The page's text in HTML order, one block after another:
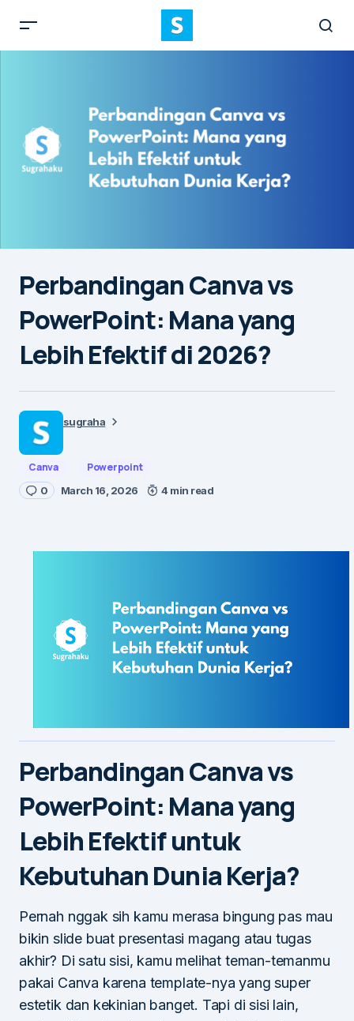
Perbandingan Canva vs
PowerPoint: Mana yang
Lebih Efektif di 2026?
sugraha
Canva Powerpoint
0 March 16, 2026 4 min read
Perbandingan Canva vs
PowerPoint: Mana yang
Lebih Efektif untuk
Kebutuhan Dunia Kerja?
Pernah nggak sih kamu merasa bingung pas mau
bikin slide buat presentasi magang atau tugas
akhir? Di satu sisi, kamu melihat teman-temanmu
pakai Canva karena template-nya yang super
estetik dan kekinian banget. Tapi di sisi lain,